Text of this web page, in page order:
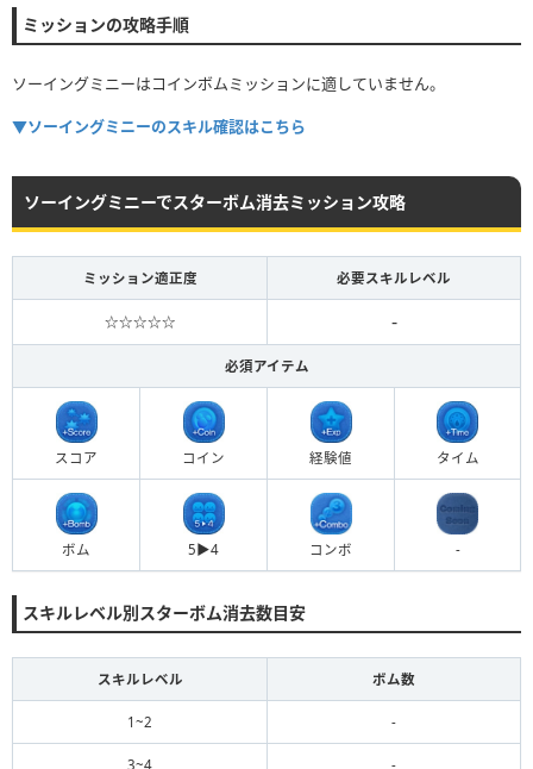
ミッションの攻略手順
ソーイングミニーはコインボムミッションに適していません。
▼ソーイングミニーのスキル確認はこちら
ソーイングミニーでスターボム消去ミッション攻略
ミッション適正度 必要スキルレベル
☆☆☆☆☆ -
必須アイテム
スコア コイン 経験値 タイム
ボム 5▶︎4 コンボ -
スキルレベル別スターボム消去数目安
スキルレベル ボム数
1~2 -
3~4 -